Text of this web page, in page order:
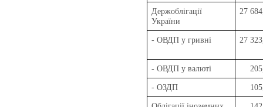
Держоблігації
України
27
- ОВДП у гривні 27
- ОВДП у валюті
- ОЗДП